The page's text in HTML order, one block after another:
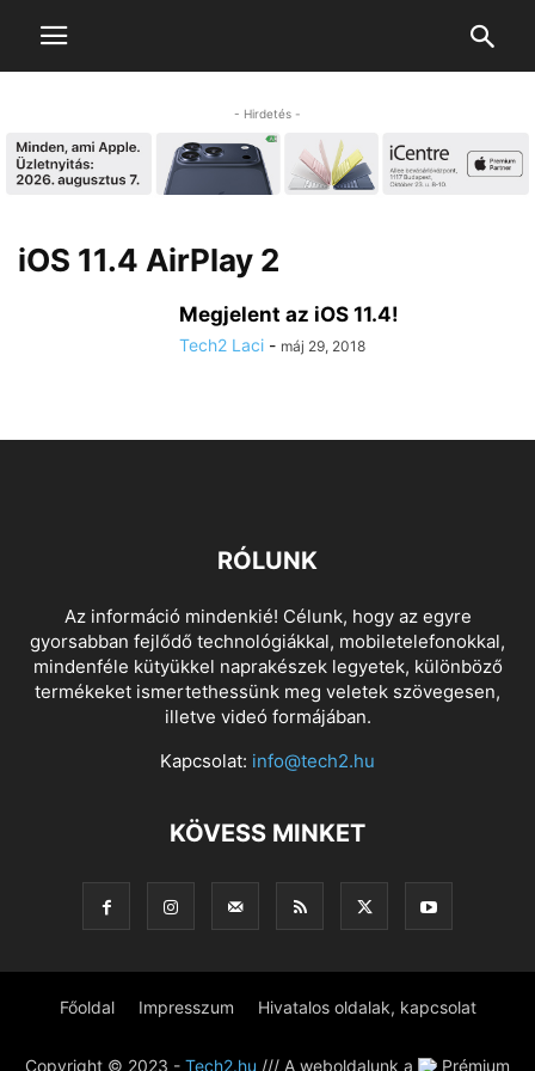
- Hirdetés -
iOS 11.4 AirPlay 2
Megjelent az iOS 11.4!
Tech2 Laci - máj 29, 2018
RÓLUNK
Az információ mindenkié! Célunk, hogy az egyre
gyorsabban fejlődő technológiákkal, mobiletelefonokkal,
mindenféle kütyükkel naprakészek legyetek, különböző
termékeket ismertethessünk meg veletek szövegesen,
illetve videó formájában.
Kapcsolat: info@tech2.hu
KÖVESS MINKET
Főoldal Impresszum Hivatalos oldalak, kapcsolat
Copyright © 2023 - Tech2.hu /// A weboldalunk a Prémium